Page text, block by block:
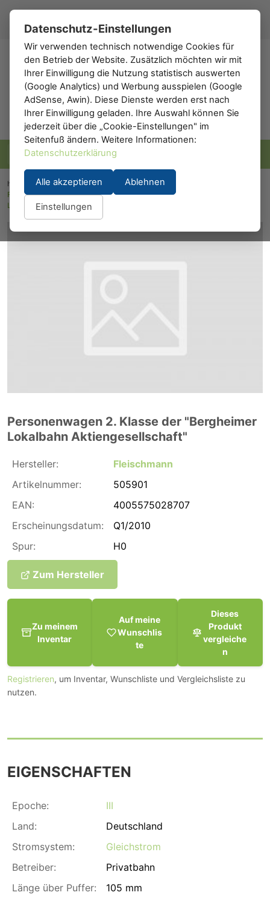
h0 .de
h0.eu Modelleisenbahn / Waggons / Personenwaggons
Fleischmann 505901: Personenwagen 2. Klasse der "Bergheimer
Lokalbahn Aktiengesellschaft"
Personenwagen 2. Klasse der "Bergheimer
Lokalbahn Aktiengesellschaft"
Hersteller:
Fleischmann
Artikelnummer:
505901
EAN:
4005575028707
Erscheinungsdatum:
Q1/2010
Spur:
H0
Zum Hersteller
Zu meinem
Inventar
Auf meine
Wunschlis
te
Dieses
Produkt
vergleiche
n
Registrieren, um Inventar, Wunschliste und Vergleichsliste zu
nutzen.
EIGENSCHAFTEN
Epoche:
III
Land:
Deutschland
Stromsystem:
Gleichstrom
Betreiber:
Privatbahn
Länge über Puffer:
105 mm
Datenschutz-Einstellungen
Wir verwenden technisch notwendige Cookies für
den Betrieb der Website. Zusätzlich möchten wir mit
Ihrer Einwilligung die Nutzung statistisch auswerten
(Google Analytics) und Werbung ausspielen (Google
AdSense, Awin). Diese Dienste werden erst nach
Ihrer Einwilligung geladen. Ihre Auswahl können Sie
jederzeit über die „Cookie-Einstellungen" im
Seitenfuß ändern. Weitere Informationen:
Datenschutzerklärung
Alle akzeptieren Ablehnen
Einstellungen